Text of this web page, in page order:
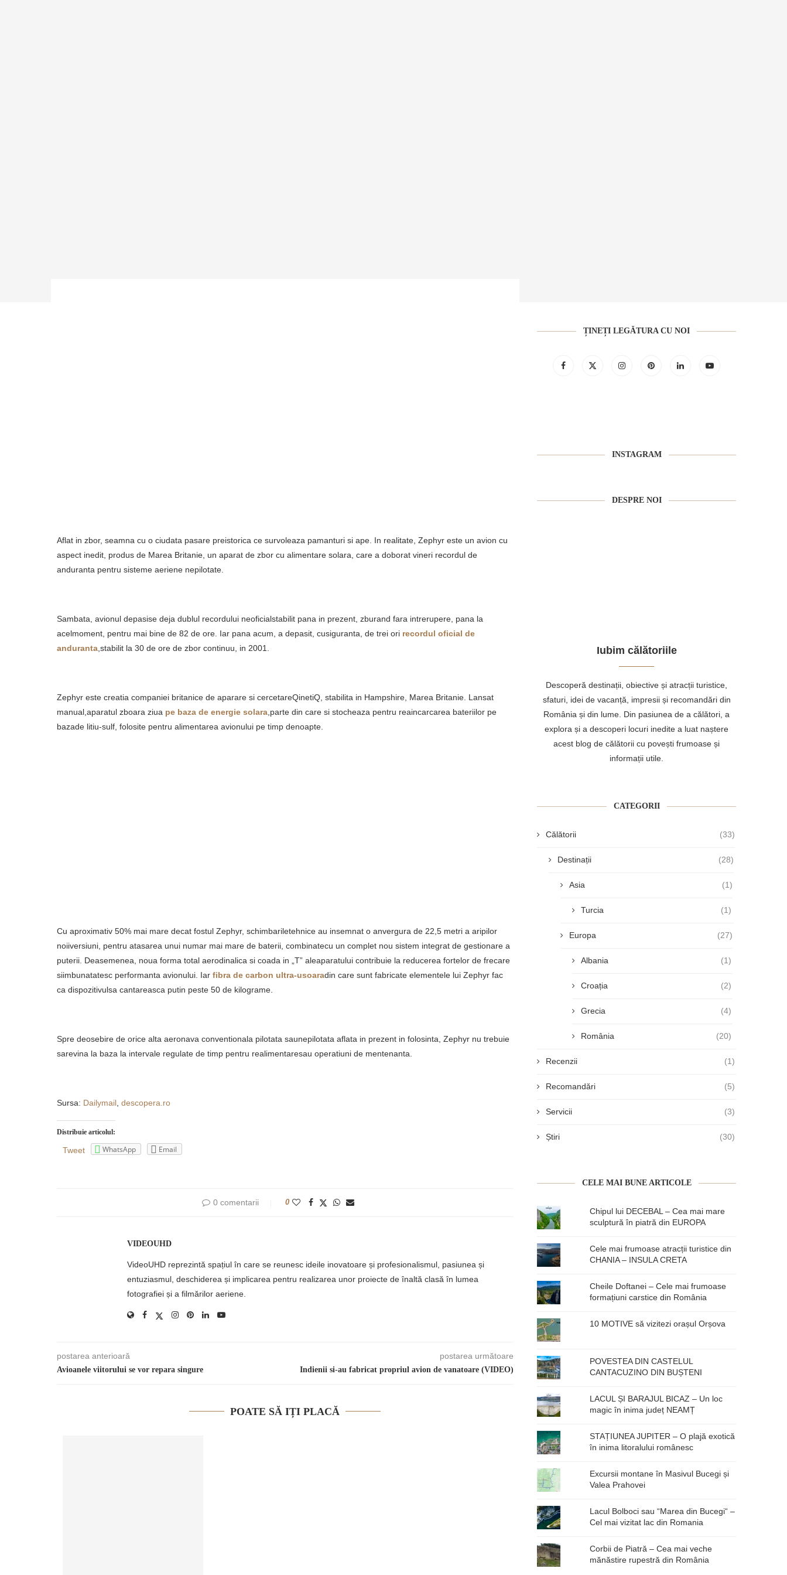
Aflat in zbor, seamna cu o ciudata pasare preistorica ce survoleaza pamanturi si ape. In realitate, Zephyr este un avion cu
aspect inedit, produs de Marea Britanie, un aparat de zbor cu alimentare solara, care a doborat vineri recordul de
anduranta pentru sisteme aeriene nepilotate.
Sambata, avionul depasise deja dublul recordului neoficialstabilit pana in prezent, zburand fara intrerupere, pana la
acelmoment, pentru mai bine de 82 de ore. Iar pana acum, a depasit, cusiguranta, de trei ori recordul oficial de
anduranta ,stabilit la 30 de ore de zbor continuu, in 2001.
Zephyr este creatia companiei britanice de aparare si cercetareQinetiQ, stabilita in Hampshire, Marea Britanie. Lansat
manual,aparatul zboara ziua pe baza de energie solara ,parte din care si stocheaza pentru reaincarcarea bateriilor pe
bazade litiu-sulf, folosite pentru alimentarea avionului pe timp denoapte.
Cu aproximativ 50% mai mare decat fostul Zephyr, schimbariletehnice au insemnat o anvergura de 22,5 metri a aripilor
noiiversiuni, pentru atasarea unui numar mai mare de baterii, combinatecu un complet nou sistem integrat de gestionare a
puterii. Deasemenea, noua forma total aerodinalica si coada in „T” aleaparatului contribuie la reducerea fortelor de frecare
siimbunatatesc performanta avionului. Iar fibra de carbon ultra-usoaradin care sunt fabricate elementele lui Zephyr fac
ca dispozitivulsa cantareasca putin peste 50 de kilograme.
Spre deosebire de orice alta aeronava conventionala pilotata saunepilotata aflata in prezent in folosinta, Zephyr nu trebuie
sarevina la baza la intervale regulate de timp pentru realimentaresau operatiuni de mentenanta.
Sursa: Dailymail descopera.ro
Distribuie articolul:
Tweet WhatsApp Email
0 comentarii 0
VIDEOUHD
VideoUHD reprezintă spațiul în care se reunesc ideile inovatoare și profesionalismul, pasiunea și
entuziasmul, deschiderea și implicarea pentru realizarea unor proiecte de înaltă clasă în lumea
fotografiei și a filmărilor aeriene.
postarea anterioară
Avioanele viitorului se vor repara singure
postarea următoare
Indienii si-au fabricat propriul avion de vanatoare (VIDEO)
POATE SĂ IȚI PLACĂ
ȚINEȚI LEGĂTURA CU NOI
INSTAGRAM
DESPRE NOI
Iubim călătoriile
Descoperă destinații, obiective și atracții turistice,
sfaturi, idei de vacanță, impresii și recomandări din
România și din lume. Din pasiunea de a călători, a
explora și a descoperi locuri inedite a luat naștere
acest blog de călătorii cu povești frumoase și
informații utile.
CATEGORII
Călătorii (33)
Destinații (28)
Asia (1)
Turcia (1)
Europa (27)
Albania (1)
Croația (2)
Grecia (4)
România (20)
Recenzii (1)
Recomandări (5)
Servicii (3)
Știri (30)
CELE MAI BUNE ARTICOLE
Chipul lui DECEBAL – Cea mai mare
sculptură în piatră din EUROPA
Cele mai frumoase atracții turistice din
CHANIA – INSULA CRETA
Cheile Doftanei – Cele mai frumoase
formațiuni carstice din România
10 MOTIVE să vizitezi orașul Orșova
POVESTEA DIN CASTELUL
CANTACUZINO DIN BUȘTENI
LACUL ȘI BARAJUL BICAZ – Un loc
magic în inima județ NEAMȚ
STAȚIUNEA JUPITER – O plajă exotică
în inima litoralului românesc
Excursii montane în Masivul Bucegi și
Valea Prahovei
Lacul Bolboci sau “Marea din Bucegi“ –
Cel mai vizitat lac din Romania
Corbii de Piatră – Cea mai veche
mănăstire rupestră din România